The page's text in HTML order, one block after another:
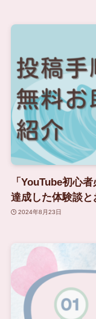
「YouTube初心
達成した体験談
2024年8月23日